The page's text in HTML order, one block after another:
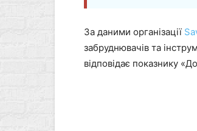
За даними організації
забруднювачів та
відповідає показнику